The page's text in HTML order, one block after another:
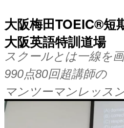
大阪梅田TOEIC®短
大阪英語特訓道場
スクールとは一線を
990点80回超講師の
マンツーマンレッス